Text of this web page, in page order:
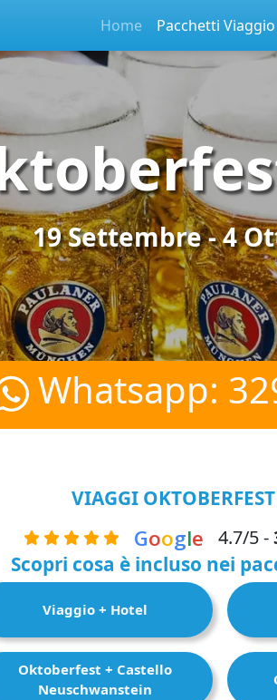
Home Pacchetti Viaggio
19 Settembre - 4
Whatsapp:
VIAGGI
Google 4.7/5 -
Scopri cosa è incluso nei
Viaggio + Hotel
Oktoberfest + Castello
Neuschwanstein